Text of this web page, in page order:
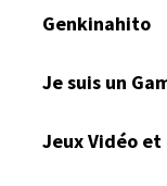
Genkinahito
Je suis un
Jeux Vidéo et